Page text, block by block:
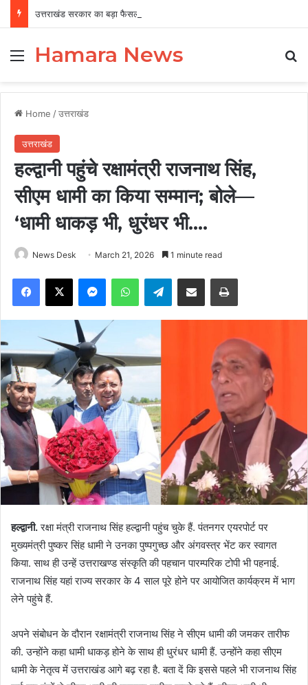
MenuHamara News
Home /उत्तराखंड
उत्तराखंड
हल्द्वानी पहुंचे रक्षामंत्री राजनाथ सिंह,
सीएम धामी का किया सम्मान; बोले—
‘धामी धाकड़ भी, धुरंधर भी….
News Desk March 21, 2026 1 minute read
Facebook
X MessengerWhatsAppTelegramShare via Email Print
हल्द्वानी.रक्षा मंत्री राजनाथ सिंह हल्द्वानी पहुंच चुके हैं. पंतनगर एयरपोर्ट पर
मुख्यमंत्री पुष्कर सिंह धामी ने उनका पुष्पगुच्छ और अंगवस्त्र भेंट कर स्वागत
किया. साथ ही उन्हें उत्तराखण्ड संस्कृति की पहचान पारम्परिक टोपी भी पहनाई.
राजनाथ सिंह यहां राज्य सरकार के 4 साल पूरे होने पर आयोजित कार्यक्रम में भाग
लेने पहुंचे हैं.
अपने संबोधन के दौरान रक्षामंत्री राजनाथ सिंह ने सीएम धामी की जमकर तारीफ
की. उन्होंने कहा धामी धाकड़ होने के साथ ही धुरंधर धामी हैं. उन्होंने कहा सीएम
धामी के नेतृत्व में उत्तराखंड आगे बढ़ रहा है. बता दें कि इससे पहले भी राजनाथ सिंह